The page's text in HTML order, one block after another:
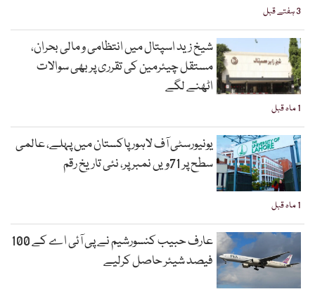
3 ہفتے قبل
1 ماہ قبل
شیخ زید اسپتال میں انتظامی و مالی بحران،
مستقل چیئرمین کی تقرری پر بھی سوالات
اٹھنے لگے
1 ماہ قبل
یونیورسٹی آف لاہور پاکستان میں پہلے، عالمی
سطح پر 71ویں نمبر پر، نئی تاریخ رقم
عارف حبیب کنسورشیم نے پی آئی اے کے 100
فیصد شیئر حاصل کرلیے